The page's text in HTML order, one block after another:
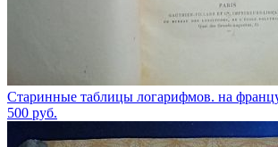
Старинные таблицы логарифмов. на
500 руб.